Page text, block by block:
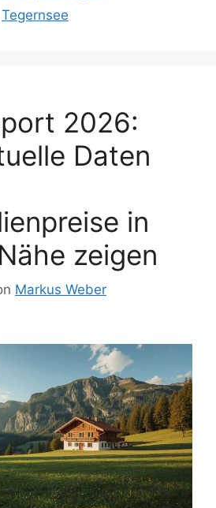
Tegernsee
2026:
Daten
in
zeigen
Markus Weber